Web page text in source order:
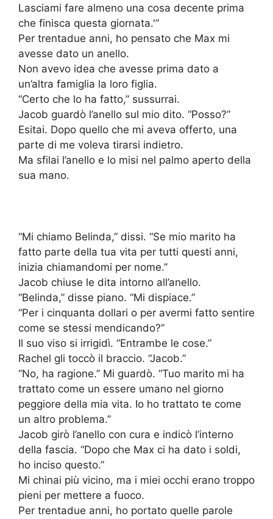
Lasciami fare almeno una cosa decente prima
che finisca questa giornata.'”
Per trentadue anni, ho pensato che Max mi
avesse dato un anello.
Non avevo idea che avesse prima dato a
un’altra famiglia la loro figlia.
“Certo che lo ha fatto,” sussurrai.
Jacob guardò l’anello sul mio dito. “Posso?”
Esitai. Dopo quello che mi aveva offerto, una
parte di me voleva tirarsi indietro.
Ma sfilai l’anello e lo misi nel palmo aperto della
sua mano.
“Mi chiamo Belinda,” dissi. “Se mio marito ha
fatto parte della tua vita per tutti questi anni,
inizia chiamandomi per nome.”
Jacob chiuse le dita intorno all’anello.
“Belinda,” disse piano. “Mi dispiace.”
“Per i cinquanta dollari o per avermi fatto sentire
come se stessi mendicando?”
Il suo viso si irrigidì. “Entrambe le cose.”
Rachel gli toccò il braccio. “Jacob.”
“No, ha ragione.” Mi guardò. “Tuo marito mi ha
trattato come un essere umano nel giorno
peggiore della mia vita. Io ho trattato te come
un altro problema.”
Jacob girò l’anello con cura e indicò l’interno
della fascia. “Dopo che Max ci ha dato i soldi,
ho inciso questo.”
Mi chinai più vicino, ma i miei occhi erano troppo
pieni per mettere a fuoco.
Per trentadue anni, ho portato quelle parole